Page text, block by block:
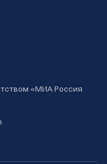
«МИА Россия